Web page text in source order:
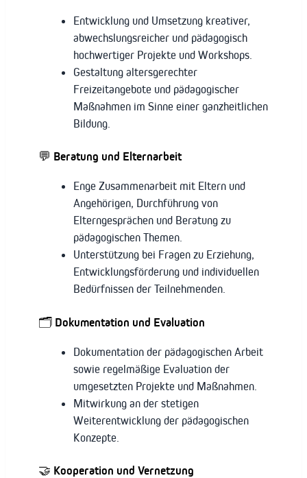
Entwicklung und Umsetzung kreativer,
abwechslungsreicher und pädagogisch
hochwertiger Projekte und Workshops.
Gestaltung altersgerechter
Freizeitangebote und pädagogischer
Maßnahmen im Sinne einer ganzheitlichen
Bildung.
💬 Beratung und Elternarbeit
Enge Zusammenarbeit mit Eltern und
Angehörigen, Durchführung von
Elterngesprächen und Beratung zu
pädagogischen Themen.
Unterstützung bei Fragen zu Erziehung,
Entwicklungsförderung und individuellen
Bedürfnissen der Teilnehmenden.
🗂️ Dokumentation und Evaluation
Dokumentation der pädagogischen Arbeit
sowie regelmäßige Evaluation der
umgesetzten Projekte und Maßnahmen.
Mitwirkung an der stetigen
Weiterentwicklung der pädagogischen
Konzepte.
🤝 Kooperation und Vernetzung